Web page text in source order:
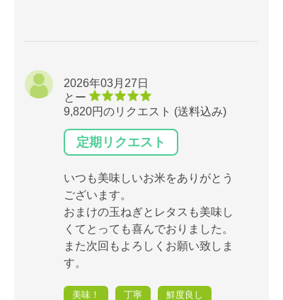
2026年03月27日
とー
9,820円のリクエスト (送料込み)
定期リクエスト
いつも美味しいお米をありがとう
ございます。
おまけの玉ねぎとレタスも美味し
くてとっても喜んでおりました。
また次回もよろしくお願い致しま
す。
美味！ 丁寧 鮮度良し